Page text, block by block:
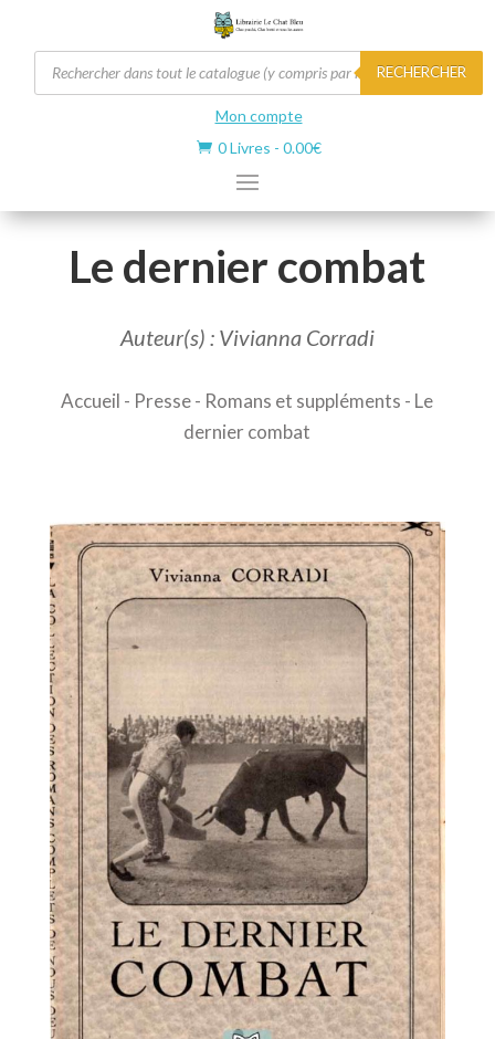
Recherche
de
produits
RECHERCHER
Mon compte
 0 Livres - 0.00€
Le dernier combat
Auteur(s) : Vivianna Corradi
Accueil - Presse- Romans et suppléments - Le
dernier combat